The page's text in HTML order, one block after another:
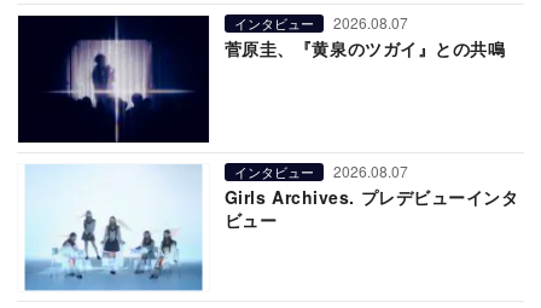
インタビュー 2026.08.07
菅原圭、『黄泉のツガイ』との共鳴
インタビュー 2026.08.07
Girls Archives. プレデビューインタ
ビュー